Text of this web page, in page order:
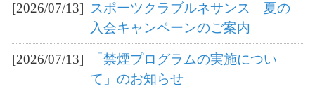
[2026/07/13]
スポーツクラブルネサンス 夏の
入会キャンペーンのご案内
[2026/07/13]
「禁煙プログラムの実施につい
て」のお知らせ